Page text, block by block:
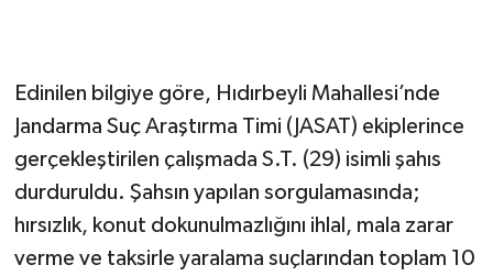
Edinilen bilgiye göre, Hıdırbeyli Mahallesi’nde
Jandarma Suç Araştırma Timi (JASAT) ekiplerince
gerçekleştirilen çalışmada S.T. (29) isimli şahıs
durduruldu. Şahsın yapılan sorgulamasında;
hırsızlık, konut dokunulmazlığını ihlal, mala zarar
verme ve taksirle yaralama suçlarından toplam 10